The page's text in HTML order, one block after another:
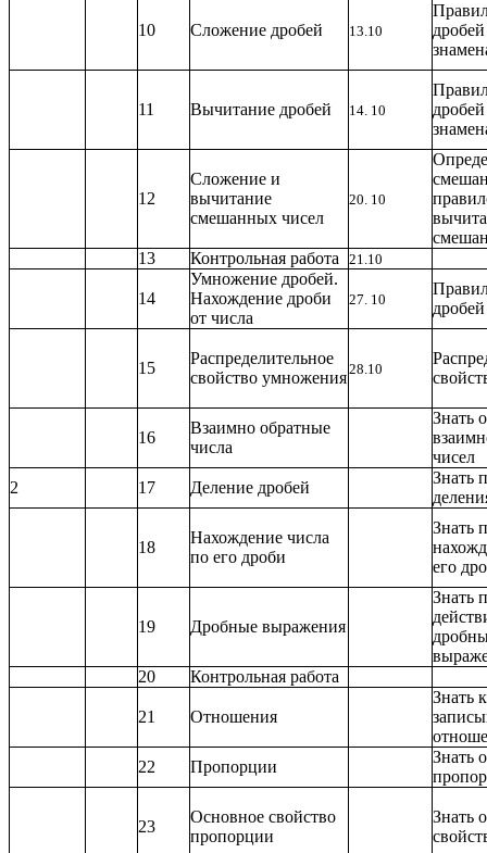
10 Сложение дробей 13.10
11 Вычитание дробей 14. 10
12
Сложение и
вычитание
смешанных чисел
20. 10
13
Контрольная работа 21.10
14
Умножение дробей.
Нахождение дроби
от числа
27. 10
дробей
15
Распределительное
свойство умножения28.10
16
Взаимно обратные
числа
Знать
чисел
2
17 Деление дробей
Знать
18
Нахождение числа
по его дроби
Знать
его
19 Дробные выражения
Знать
20
Контрольная работа
21 Отношения
Знать
22
Пропорции
Знать
23
Основное свойство
пропорции
Знать